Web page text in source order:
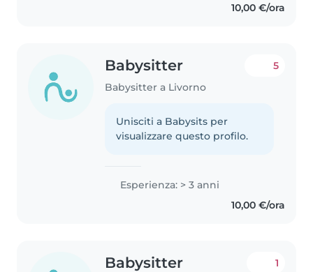
10,00 €/ora
Babysitter
Babysitter a Livorno
5
Unisciti a Babysits per
visualizzare questo profilo.
Esperienza: > 3 anni
10,00 €/ora
Babysitter 1